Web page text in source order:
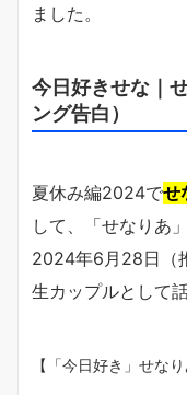
ました。
今日好きせな｜
ング告白）
夏休み編2024でせ
して、「せなりあ
2024年6月28日（
生カップルとして
【「今日好き」せな